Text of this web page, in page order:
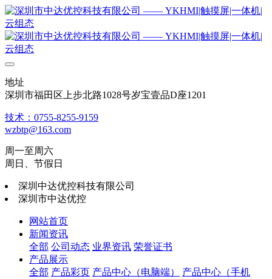
地址
深圳市福田区上步北路1028号岁宝壹品D座1201
技术：0755-8255-9159
wzbtp@163.com
周一至周六
周日、节假日
深圳中达优控科技有限公司
深圳市中达优控
网站首页
新闻资讯
全部 公司动态 业界资讯 荣誉证书
产品展示
全部 产品彩页 产品中心（电脑端）
产品中心（手机